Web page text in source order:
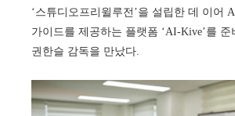
‘스튜디오프리윌루전’을 설립한 데 이어
가이드를 제공하는 플랫폼 ‘AI-Kive’를 준
권한슬 감독을 만났다.